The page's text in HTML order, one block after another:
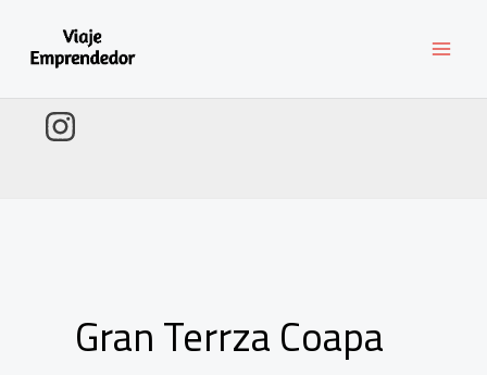
contenido
Gran Terrza Coapa